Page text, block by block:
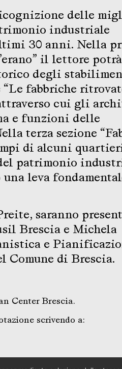
delle
industriale
30 anni. Nella
il lettore potrà
degli
fabbriche
cui gli
e funzioni delle
terza sezione
di alcuni
patrimonio
una leva
saranno
Brescia e Michela
e
Comune di Brescia.
Center Brescia.
scrivendo a: